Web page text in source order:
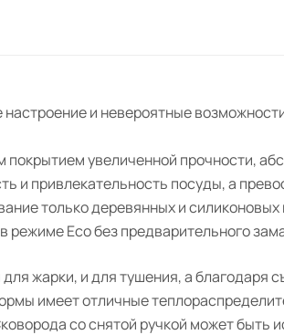
и невероятные
увеличенной прочности,
и привлекательность посуды, а
только деревянных и
режиме Eco без предварительного
жарки, и для тушения, а благодаря
имеет отличные
со снятой ручкой может быть